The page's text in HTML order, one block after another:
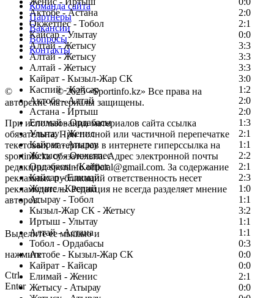
Актобе - Астана
2:0
Окжетпес - Тобол
2:1
Кайсар - Улытау
0:0
Алтай - Жетысу
3:3
Алтай - Жетысу
3:3
Алтай - Жетысу
3:3
Кайрат - Кызыл-Жар СК
3:0
Каспий - Кайсар
1:2
Актобе - Алтай
2:0
Астана - Иртыш
2:0
Елимай - Ордабасы
1:3
Улытау - Женис
2:1
Кайрат - Атырау
1:1
Жетысу - Окжетпес
2:2
Ордабасы - Кайрат
2:1
Кайсар - Елимай
2:3
Женис - Каспий
1:0
Атырау - Тобол
1:1
Кызыл-Жар СК - Жетысу
3:2
Иртыш - Улытау
1:1
Алтай - Астана
1:1
Тобол - Ордабасы
0:3
Актобе - Кызыл-Жар СК
0:0
Кайрат - Кайсар
0:0
Елимай - Женис
2:1
Жетысу - Атырау
0:0
Команда сайта
Партнеры
Вакансии
Вопросы
Контакты
© Copyright© 2025 «Sportinfo.kz» Все права на
авторские материалы защищены.
При использовании материалов сайта ссылка
обязательна. При полной или частичной перепечатке
текстовых материалов в интернете гиперссылка на
sportinfo.kz обязательна. Адрес электронной почты
редакции: sportinfo.official@gmail.com. За содержание
рекламных публикаций ответственность несет
рекламодатель. Редакция не всегда разделяет мнение
авторов.
Заметили ошибку в тексте?
Выделите ее мышью и
нажмите
Ctrl
Enter